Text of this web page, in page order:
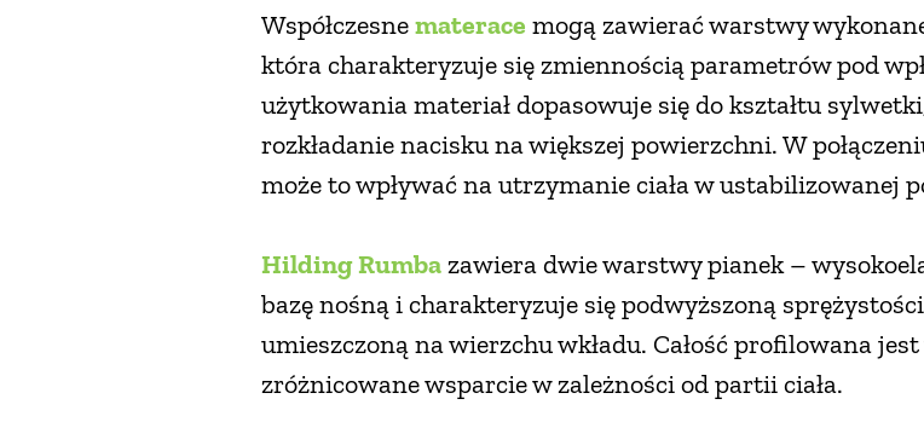
Współczesnematerace mogą zawierać warstwy
która charakteryzuje się zmiennością parametrów pod
użytkowania materiał dopasowuje się do kształtu
rozkładanie nacisku na większej powierzchni. W
może to wpływać na utrzymanie ciała w ustabilizowanej
Hilding Rumbazawiera dwie warstwy pianek –
bazę nośną i charakteryzuje się podwyższoną
umieszczoną na wierzchu wkładu. Całość profilowana
zróżnicowane wsparcie w zależności od partii ciała.